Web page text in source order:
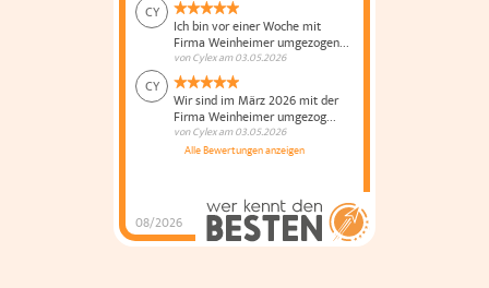
08/2026
CY
Ich bin vor einer Woche mit
Firma Weinheimer umgezogen...
vonCylexam03.05.2026
CY
Wir sind im März 2026 mit der
Firma Weinheimer umgezog...
vonCylexam03.05.2026
Alle Bewertungen anzeigen
Weinheimer Umzüge
und Küchenmontage